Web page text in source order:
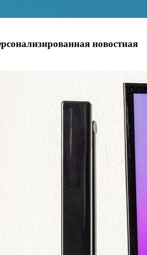
новостная